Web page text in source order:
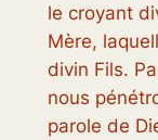
le croyant
Mère,
divin Fils.
nous
parole de